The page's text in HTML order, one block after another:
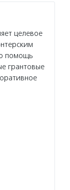
целевое
помощь
грантовые